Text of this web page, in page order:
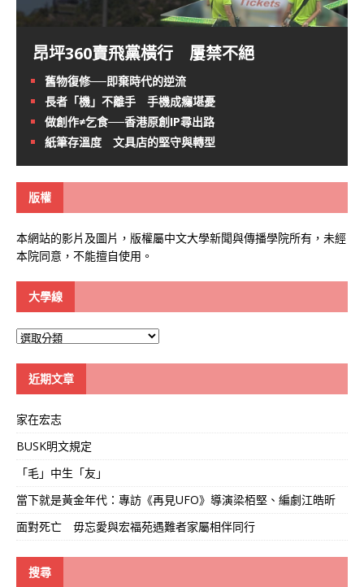
昂坪360賣飛黨橫行 屢禁不絕
舊物復修──即棄時代的逆流
長者「機」不離手 手機成癮堪憂
做創作≠乞食──香港原創IP尋出路
紙筆存溫度 文具店的堅守與轉型
版權
本網站的影片及圖片，版權屬中文大學新聞與傳播學院所有，未經
本院同意，不能擅自使用。
大學線
大
近期文章
家在宏志
BUSK明文規定
「毛」中生「友」
當下就是黃金年代：專訪《再見UFO》導演梁栢堅、編劇江皓昕
面對死亡 毋忘愛與宏福苑遇難者家屬相伴同行
搜尋